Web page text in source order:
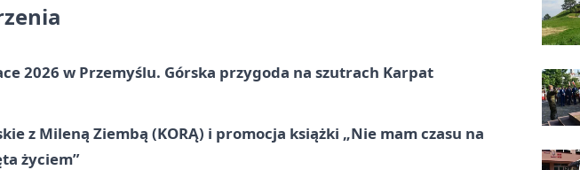
2026 w Przemyślu. Górska przygoda na szutrach Karpat
z Mileną Ziembą (KORĄ) i promocja książki „Nie mam czasu na
życiem”